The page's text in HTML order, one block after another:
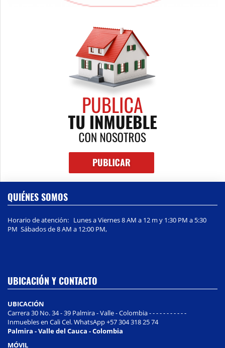
QUIÉNES SOMOS
Horario de atención: Lunes a Viernes 8 AM a 12 m y 1:30 PM a 5:30
PM Sábados de 8 AM a 12:00 PM,
UBICACIÓN Y CONTACTO
UBICACIÓN
Carrera 30 No. 34 - 39 Palmira - Valle - Colombia - - - - - - - - - - -
Inmuebles en Cali Cel. WhatsApp +57 304 318 25 74
Palmira - Valle del Cauca - Colombia
MÓVIL